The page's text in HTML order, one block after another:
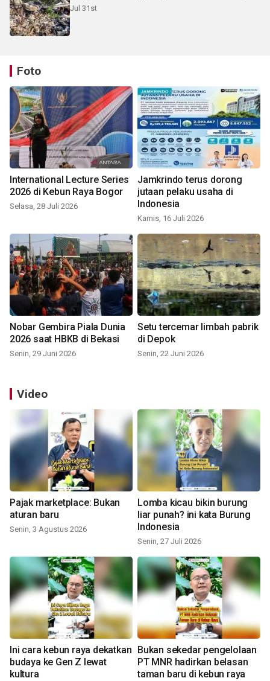
Jul 31st
Foto
International Lecture Series
2026 di Kebun Raya Bogor
Selasa, 28 Juli 2026
Jamkrindo terus dorong
jutaan pelaku usaha di
Indonesia
Kamis, 16 Juli 2026
Nobar Gembira Piala Dunia
2026 saat HBKB di Bekasi
Senin, 29 Juni 2026
Setu tercemar limbah pabrik
di Depok
Senin, 22 Juni 2026
Video
Pajak marketplace: Bukan
aturan baru
Senin, 3 Agustus 2026
Lomba kicau bikin burung
liar punah? ini kata Burung
Indonesia
Senin, 27 Juli 2026
Ini cara kebun raya dekatkan
budaya ke Gen Z lewat
kultura
Bukan sekedar pengelolaan
PT MNR hadirkan belasan
taman baru di kebun raya